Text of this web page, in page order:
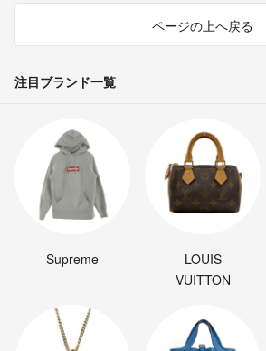
ページの上へ戻る
注目ブランド一覧
Supreme
LOUIS
VUITTON